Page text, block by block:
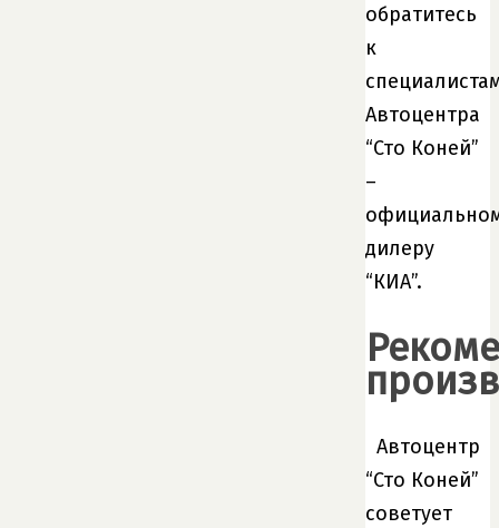
обратитесь
к
Автоцентра
“Сто Коней”
–
дилеру
“КИА”.
Автоцентр
“Сто Коней”
советует